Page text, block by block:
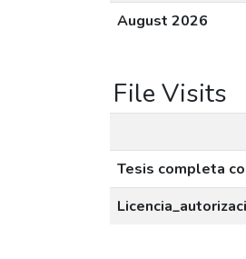
August 2026
File Visits
Tesis completa